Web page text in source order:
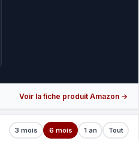
Voir la fiche produit Amazon →
3 mois 6 mois 1 an Tout